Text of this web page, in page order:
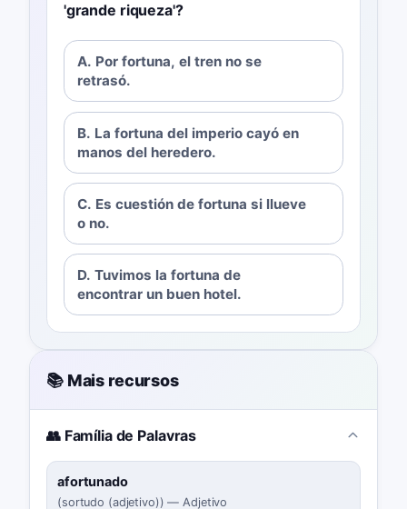
'grande riqueza'?
A. Por fortuna, el tren no se
retrasó.
B. La fortuna del imperio cayó en
manos del heredero.
C. Es cuestión de fortuna si llueve
o no.
D. Tuvimos la fortuna de
encontrar un buen hotel.
📚 Mais recursos
👥 Família de Palavras
afortunado
(sortudo (adjetivo)) —Adjetivo